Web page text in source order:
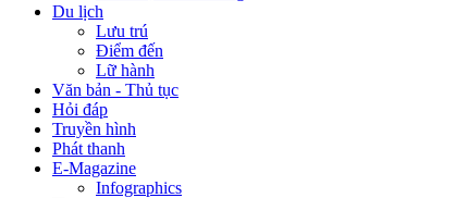
Du lịch
Lưu trú
Điểm đến
Lữ hành
Văn bản - Thủ tục
Hỏi đáp
Truyền hình
Phát thanh
E-Magazine
Infographics